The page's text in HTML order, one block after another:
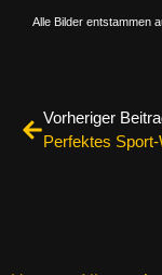
Alle Bilder entstammen
Vorheriger